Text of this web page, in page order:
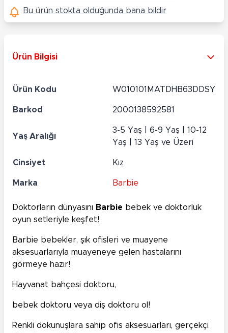
Bu ürün stokta olduğunda bana bildir
Ürün Bilgisi
Ürün Kodu W010101MATDHB63DDSY
Barkod 2000138592581
Yaş Aralığı
3-5 Yaş | 6-9 Yaş | 10-12
Yaş | 13 Yaş ve Üzeri
Cinsiyet Kız
Marka Barbie
Doktorların dünyasını Barbie bebek ve doktorluk
oyun setleriyle keşfet!
Barbie bebekler, şık ofisleri ve muayene
aksesuarlarıyla muayeneye gelen hastalarını
görmeye hazır!
Hayvanat bahçesi doktoru,
bebek doktoru veya diş doktoru ol!
Renkli dokunuşlara sahip ofis aksesuarları, gerçekçi